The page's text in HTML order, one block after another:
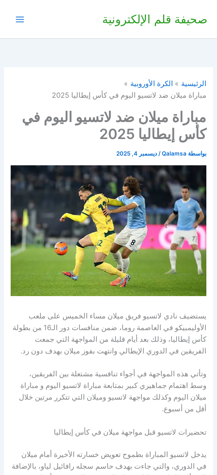
صحيفة قلم الإلكترونية
الرئيسية
الكرة الأوروبية
مباراة ميلان ضد لاتسيو اليوم في كأس إيطاليا 2025
مباراة ميلان ضد لاتسيو اليوم في
كأس إيطاليا 2025
بواسطة Qalamsa
/ديسمبر 4, 2025
يستضيف نادي لاتسيو فريق ميلان مساء الخميس على ملعب
الأوليمبيكو في العاصمة روما، ضمن منافسات دور الـ16 من بطولة
كأس إيطاليا، وذلك بعد أيام قليلة من المواجهة التي جمعت
الفريقين في الدوري الإيطالي وانتهت بفوز ميلان بهدف دون رد.
وتأتي هذه المواجهة في أجواء تنافسية مشتعلة بين الفريقين،
وسط اهتمام جماهيري كبير بمتابعة مباراة لاتسيو اليوم و مباراة
ميلان اليوم وكذلك مواجهة لاتسيو وميلان التي تتكرر مرتين خلال
أقل من أسبوع.
تحضيرات لاتسيو قبل مواجهة ميلان في كأس إيطاليا
يدخل لاتسيو المباراة بطموح تعويض خسارته الأخيرة أمام ميلان
في الدوري، والتي جاءت بهدف حاسم سجله رافائيل لياو، بالإضافة